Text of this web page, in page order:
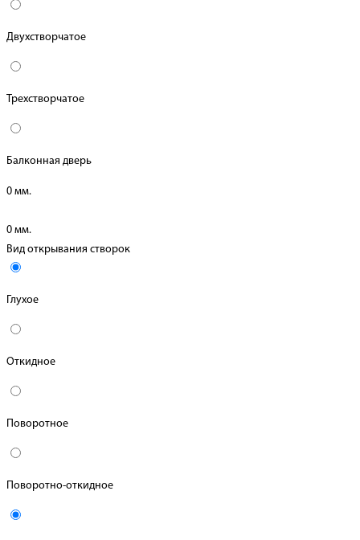
Двухстворчатое
Трехстворчатое
Балконная дверь
0 мм.
0 мм.
Вид открывания створок
Глухое
Откидное
Поворотное
Поворотно-откидное